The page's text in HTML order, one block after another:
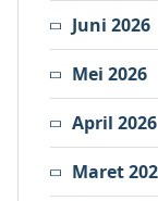
Juni 2026
Mei 2026
April 2026
Maret